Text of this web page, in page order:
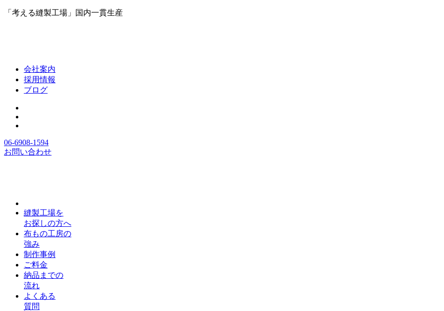
「考える縫製工場」国内一貫生産
会社案内
採用情報
ブログ
06-6908-1594
お問い合わせ
縫製工場を
お探しの方へ
布もの工房の
強み
制作事例
ご料金
納品までの
流れ
よくある
質問